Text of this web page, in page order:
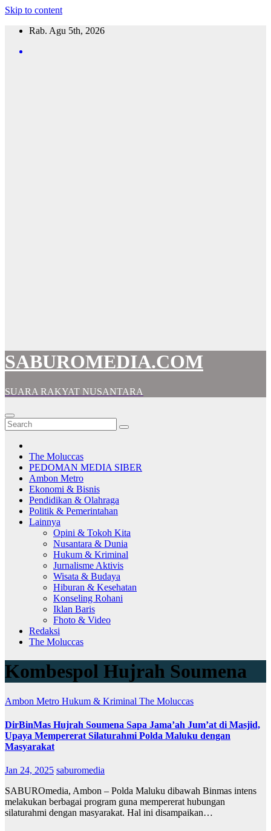
Skip to content
Rab. Agu 5th, 2026
SABUROMEDIA.COM
SUARA RAKYAT NUSANTARA
The Moluccas
PEDOMAN MEDIA SIBER
Ambon Metro
Ekonomi & Bisnis
Pendidikan & Olahraga
Politik & Pemerintahan
Lainnya
Opini & Tokoh Kita
Nusantara & Dunia
Hukum & Kriminal
Jurnalisme Aktivis
Wisata & Budaya
Hiburan & Kesehatan
Konseling Rohani
Iklan Baris
Fhoto & Video
Redaksi
The Moluccas
Kombespol Hujrah Soumena
Ambon Metro Hukum & Kriminal The Moluccas
DirBinMas Hujrah Soumena Sapa Jama’ah Jum’at di Masjid,
Upaya Mempererat Silaturahmi Polda Maluku dengan
Masyarakat
Jan 24, 2025 saburomedia
SABUROmedia, Ambon – Polda Maluku dibawah Binmas intens
melakukan berbagai program guna mempererat hubungan
silaturahmi dengan masyarakat. Hal ini disampaikan…